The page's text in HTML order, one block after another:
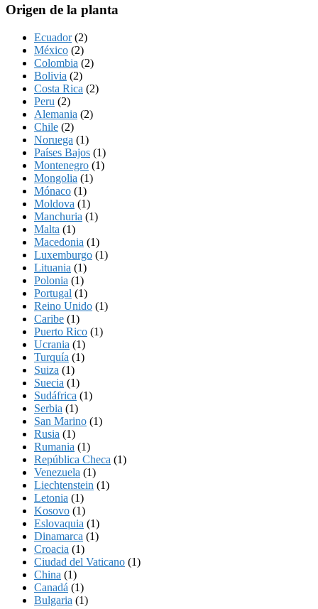
Origen de la planta
Ecuador(2)
México (2)
Colombia (2)
Bolivia (2)
Costa Rica (2)
Peru (2)
Alemania (2)
Chile (2)
Noruega (1)
Países Bajos (1)
Montenegro (1)
Mongolia (1)
Mónaco (1)
Moldova (1)
Manchuria (1)
Malta (1)
Macedonia (1)
Luxemburgo (1)
Lituania (1)
Polonia (1)
Portugal (1)
Reino Unido (1)
Caribe (1)
Puerto Rico (1)
Ucrania (1)
Turquía (1)
Suiza (1)
Suecia (1)
Sudáfrica (1)
Serbia (1)
San Marino (1)
Rusia (1)
Rumania (1)
República Checa (1)
Venezuela (1)
Liechtenstein (1)
Letonia (1)
Kosovo (1)
Eslovaquia (1)
Dinamarca (1)
Croacia (1)
Ciudad del Vaticano (1)
China (1)
Canadá (1)
Bulgaria (1)